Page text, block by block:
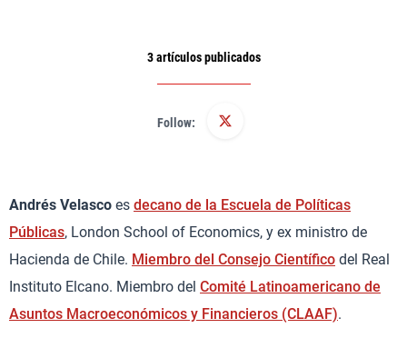
3 artículos publicados
Follow:
Andrés Velasco es decano de la Escuela de Políticas
Públicas, London School of Economics, y ex ministro de
Hacienda de Chile. Miembro del Consejo Científico del Real
Instituto Elcano. Miembro del Comité Latinoamericano de
Asuntos Macroeconómicos y Financieros (CLAAF).